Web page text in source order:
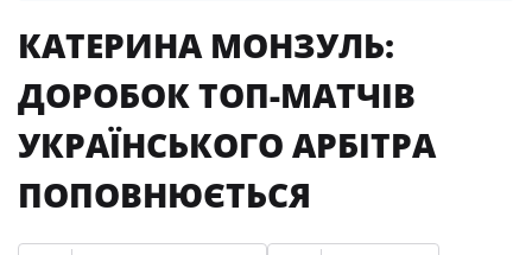
КАТЕРИНА МОНЗУЛЬ:
ДОРОБОК ТОП-МАТЧІВ
УКРАЇНСЬКОГО АРБІТРА
ПОПОВНЮЄТЬСЯ